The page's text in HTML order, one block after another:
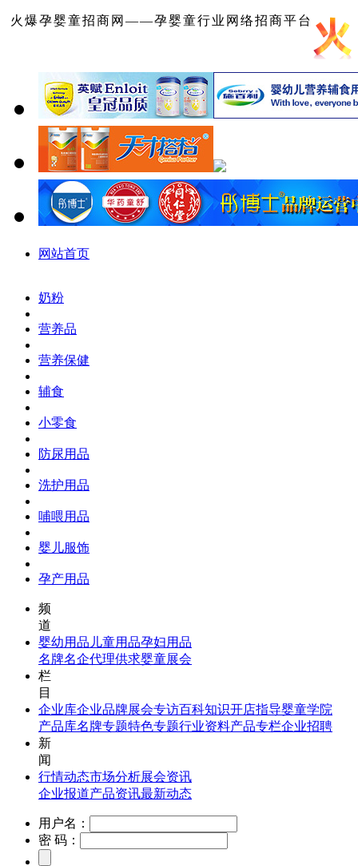
火爆孕婴童招商网——孕婴童行业网络招商平台
网站首页
奶粉
营养品
营养保健
辅食
小零食
防尿用品
洗护用品
哺喂用品
婴儿服饰
孕产用品
频
道
婴幼用品 儿童用品孕妇用品
名牌名企代理供求婴童展会
栏
目
企业库企业品牌展会专访百科知识开店指导婴童学院
产品库名牌专题特色专题行业资料产品专栏企业招聘
新
闻
行情动态市场分析展会资讯
企业报道产品资讯最新动态
用户名：
密 码：